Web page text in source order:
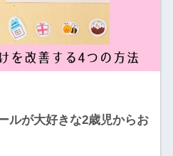
ルが大好きな2歳児からお